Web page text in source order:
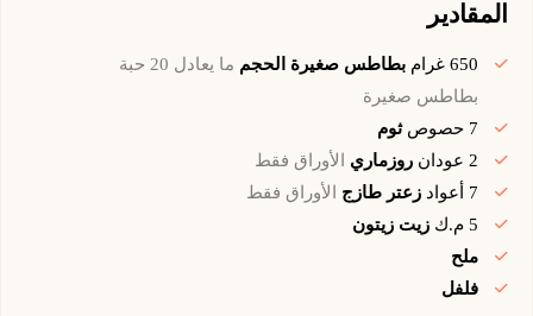
المقادير
650 غرام بطاطس صغيرة الحجم
ما يعادل 20 حبة
بطاطس صغيرة
7 حصوص ثوم
2 عودان روزماري
الأوراق فقط
7
أعواد زعتر طازج
الأوراق فقط
5 م.ك زيت زيتون
ملح
فلفل